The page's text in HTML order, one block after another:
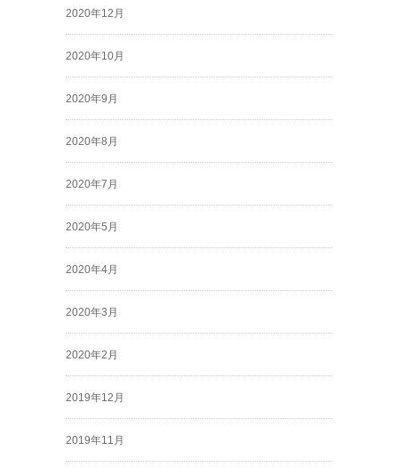
2020年12月
2020年10月
2020年9月
2020年8月
2020年7月
2020年5月
2020年4月
2020年3月
2020年2月
2019年12月
2019年11月